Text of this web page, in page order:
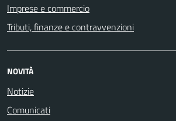
Imprese e commercio
Tributi, finanze e contravvenzioni
NOVITÀ
Notizie
Comunicati